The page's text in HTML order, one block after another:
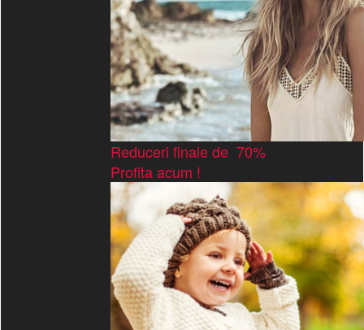
Reduceri finale de 70%
Profita acum !